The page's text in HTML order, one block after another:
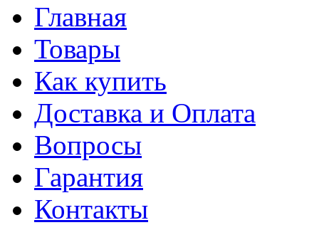
Главная
Товары
Как купить
Доставка и Оплата
Вопросы
Гарантия
Контакты